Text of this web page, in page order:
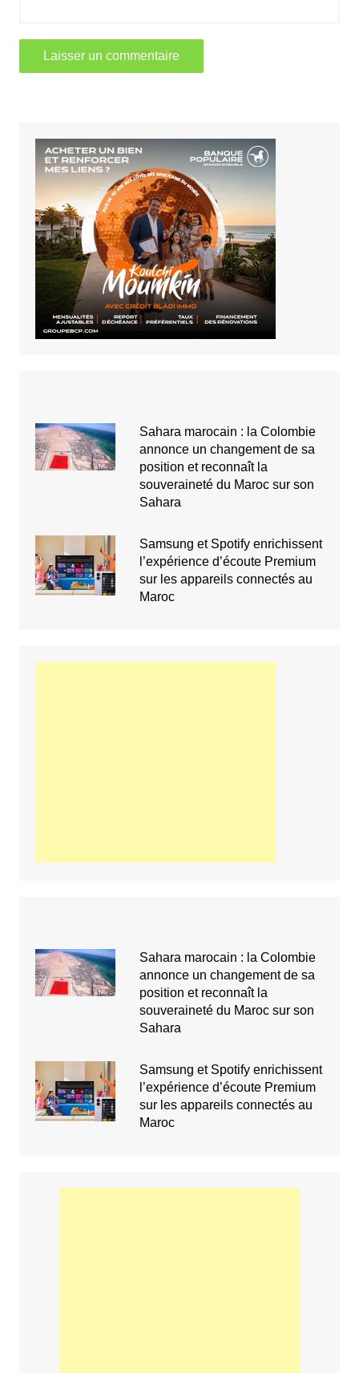
Sahara marocain : la Colombie
annonce un changement de sa
position et reconnaît la
souveraineté du Maroc sur son
Sahara
Samsung et Spotify enrichissent
l’expérience d’écoute Premium
sur les appareils connectés au
Maroc
Sahara marocain : la Colombie
annonce un changement de sa
position et reconnaît la
souveraineté du Maroc sur son
Sahara
Samsung et Spotify enrichissent
l’expérience d’écoute Premium
sur les appareils connectés au
Maroc